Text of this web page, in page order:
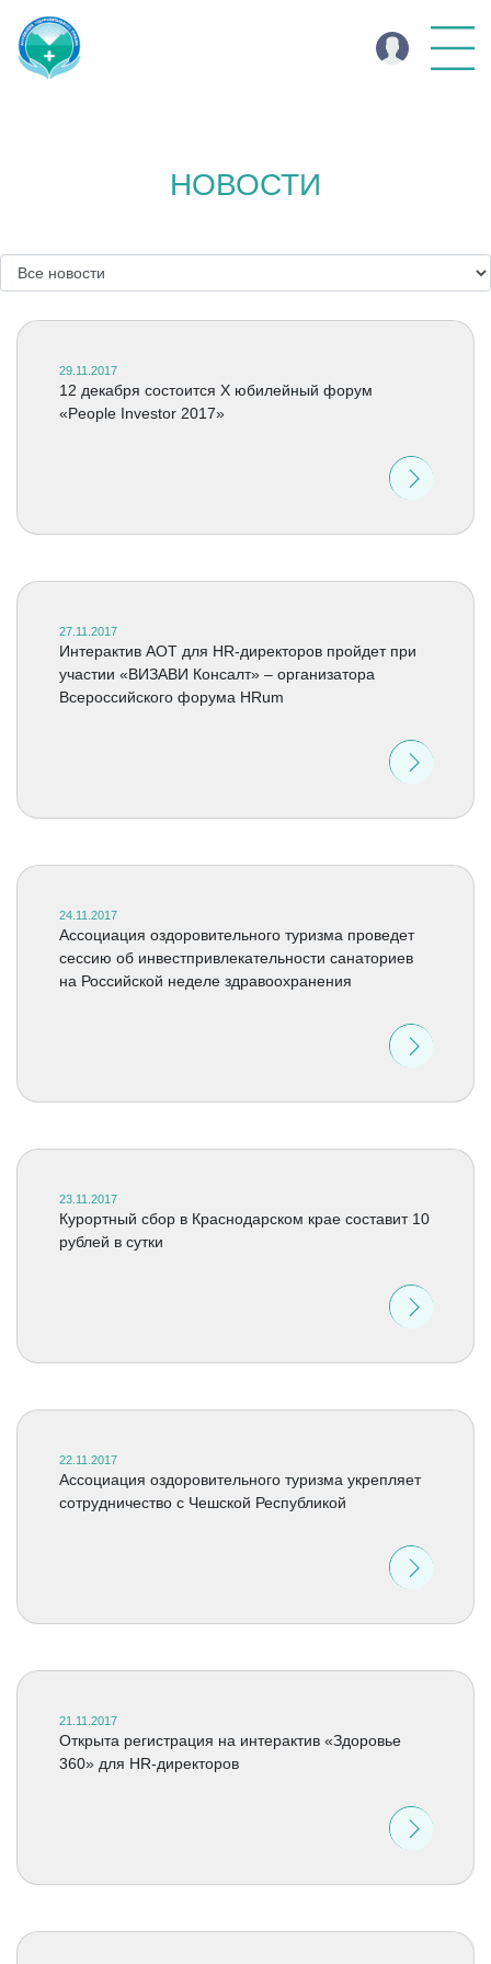
НОВОСТИ
29.11.2017
12 декабря состоится X юбилейный форум
«People Investor 2017»
27.11.2017
Интерактив АОТ для HR-директоров пройдет при
участии «ВИЗАВИ Консалт» – организатора
Всероссийского форума HRum
24.11.2017
Ассоциация оздоровительного туризма проведет
сессию об инвестпривлекательности санаториев
на Российской неделе здравоохранения
23.11.2017
Курортный сбор в Краснодарском крае составит 10
рублей в сутки
22.11.2017
Ассоциация оздоровительного туризма укрепляет
сотрудничество с Чешской Республикой
21.11.2017
Открыта регистрация на интерактив «Здоровье
360» для HR-директоров